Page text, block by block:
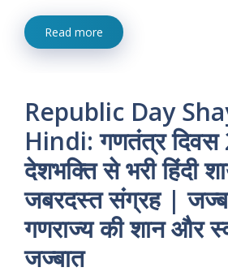
Read more
Republic Day
Hindi: गणतंत्र दिवस
देशभक्ति से भरी हिंदी
जबरदस्त संग्रह |
गणराज्य की शान और
जज्बात